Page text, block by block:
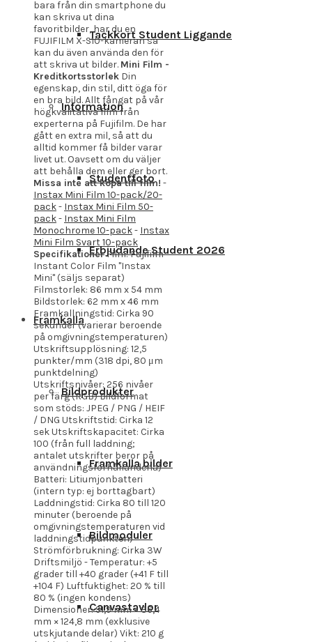
Tackkort Student Liggande
Information
Studentfoto
Erbjudande Student 2026
Framkalla
Bildprodukter
Framkalla bilder
Bildmoduler
Canvastavlor
bara från din smartphone du
kan skriva ut dina
favoritbilder, har du en
FUJIFILM X-S10-kameran så
kan du även använda den för
att skriva ut bilder. Mini Film -
Kreditkortsstorlek Din
egenskap, din stil, ditt öga för
en bra bild. Allt fångat på vår
högkvalitativa film från
experterna på Fujifilm. De har
gått en extra mil, så att du
alltid kommer få bilder varar
livet ut. Oavsett om du väljer
att behålla dem eller ger bort.
Missa inte att köpa till film! -
Instax Mini Film 10-pack/20-
pack- Instax Mini Film 50-
pack- Instax Mini Film
Monochrome 10-pack- Instax
Mini Film Svart 10-pack
SpecifikationerFilm: Fujifilm
Instant Color Film "Instax
Mini" (säljs separat)
Filmstorlek: 86 mm x 54 mm
Bildstorlek: 62 mm x 46 mm
Framkallningstid: Cirka 90
sekunder (varierar beroende
på omgivningstemperaturen)
Utskriftsupplösning: 12,5
punkter/mm (318 dpi, 80 μm
punktdelning)
Utskriftsnivåer: 256 nivåer
per färg (RGB) Bildformat
som stöds: JPEG / PNG / HEIF
/ DNG Utskriftstid: Cirka 12
sek Utskriftskapacitet: Cirka
100 (från full laddning;
antalet utskrifter beror på
användningsförhållandena)
Batteri: Litiumjonbatteri
(intern typ: ej borttagbart)
Laddningstid: Cirka 80 till 120
minuter (beroende på
omgivningstemperaturen vid
laddningstidpunkten)
Strömförbrukning: Cirka 3W
Driftsmiljö - Temperatur: +5
grader till +40 grader (+41 F till
+104 F) Luftfuktighet: 20 % till
80 % (ingen kondens)
Dimensioner: 91,9 mm × 36,4
mm × 124,8 mm (exklusive
utskjutande delar) Vikt: 210 g